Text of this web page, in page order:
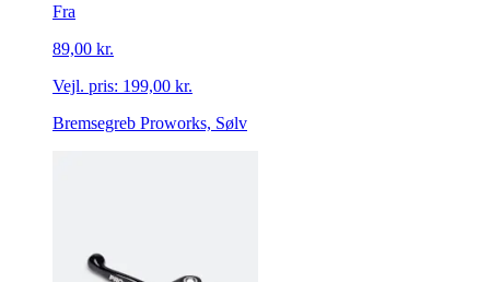
Fra
89,00 kr.
Vejl. pris: 199,00 kr.
Bremsegreb Proworks, Sølv